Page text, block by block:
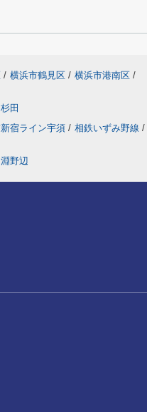
/ 横浜市鶴見区 / 横浜市港南区 /
杉田
宿ライン宇須 / 相鉄いずみ野線 /
淵野辺